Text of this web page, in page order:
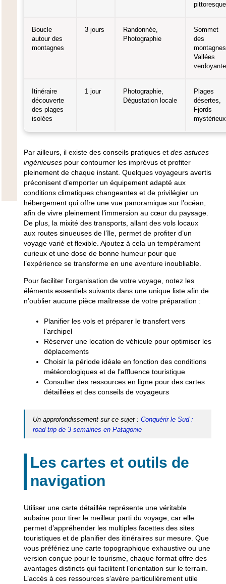
Boucle
autour des
montagnes
3 jours
Randonnée,
Photographie
Sommet
des
Vallées
Itinéraire
découverte
des plages
isolées
1 jour
Photographie,
Dégustation locale
Plages
désertes,
Fjords
mystérieux
Par ailleurs, il existe des conseils pratiqueset des astuces
ingénieusespour contourner les imprévus et profiter
pleinement de chaque instant. Quelques voyageurs avertis
préconisent d’emporter un équipement adapté aux
conditions climatiques changeantes et de privilégier un
hébergement qui offre une vue panoramique sur l’océan,
afin de vivre pleinement l’immersion au cœur du paysage.
De plus, la mixité des transports, allant des vols locaux
aux routes sinueuses de l’île, permet de profiter d’un
voyage varié et flexible. Ajoutez à cela un tempérament
curieux et une dose de bonne humeur pour que
l’expérience se transforme en une aventure inoubliable.
Pour faciliter l’organisation de votre voyage, notez les
éléments essentiels suivants dans une unique liste afin de
n’oublier aucune pièce maîtresse de votre préparation :
Planifier les vols et préparer le transfert vers
l’archipel
Réserver une location de véhicule pour optimiser les
déplacements
Choisir la période idéale en fonction des conditions
météorologiques et de l’affluence touristique
Consulter des ressources en ligne pour des cartes
détaillées et des conseils de voyageurs
Un approfondissement sur ce sujet : Conquérir le Sud :
road trip de 3 semaines en Patagonie
Les cartes et outils de
navigation
Utiliser une carte détaillée représente une véritable
aubaine pour tirer le meilleur parti du voyage, car elle
permet d’appréhender les multiples facettes des sites
touristiques et de planifier des itinéraires sur mesure. Que
vous préfériez une carte topographique exhaustive ou une
version conçue pour le tourisme, chaque format offre des
avantages distincts qui facilitent l’orientation sur le terrain.
L’accès à ces ressources s’avère particulièrement utile